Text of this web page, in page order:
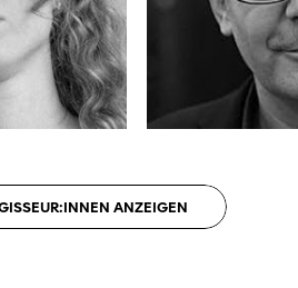
ANZEIGEN